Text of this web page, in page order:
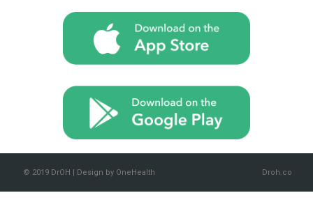
© 2019 DrOH | Design by OneHealth Droh.co